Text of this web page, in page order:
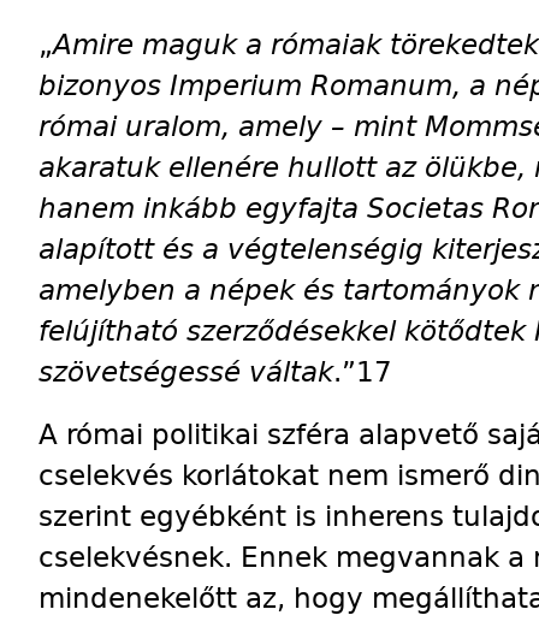
„Amire maguk a rómaiak
bizonyos Imperium Romanum, a
római uralom, amely – mint
akaratuk ellenére hullott az ölükbe,
hanem inkább egyfajta Societas
alapított és a végtelenségig
amelyben a népek és tartományok
felújítható szerződésekkel kötődtek
szövetségessé váltak.”17
A római politikai szféra alapvető
cselekvés korlátokat nem ismerő
szerint egyébként is inherens
cselekvésnek. Ennek megvannak a
mindenekelőtt az, hogy